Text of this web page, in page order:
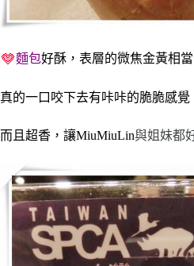
麵包好酥，表層的微焦金黃相當
真的一口咬下去有咔咔的脆脆感覺
而且超香，讓MiuMiuLin與姐妹都